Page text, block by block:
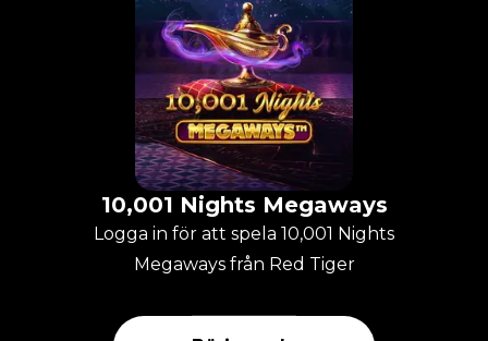
10,001 Nights Megaways
Logga in för att spela 10,001 Nights
Megaways från Red Tiger